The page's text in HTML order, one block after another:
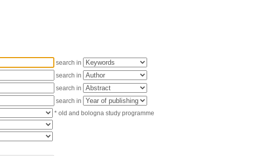
search in
search in
search in
search in
* old and bologna study programme